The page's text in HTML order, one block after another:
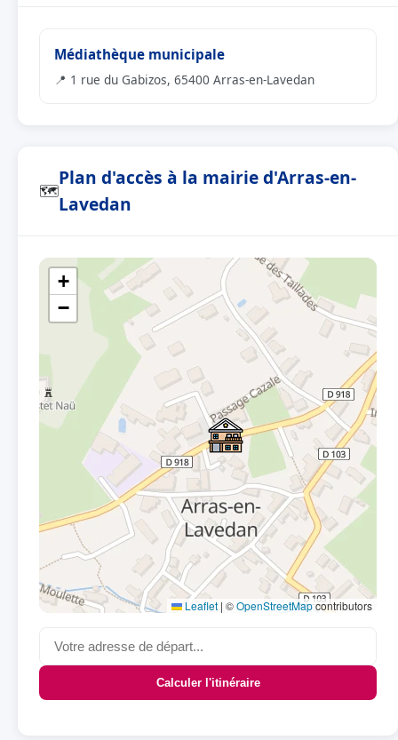
Médiathèque municipale
📍 1 rue du Gabizos, 65400 Arras-en-Lavedan
🗺
Plan d'accès à la mairie d'Arras-en-
Lavedan
+
−
Leaflet | ©OpenStreetMapcontributors
Calculer l'itinéraire